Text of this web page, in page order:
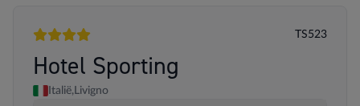
4 sterren
TS523
Hotel Sporting
Italië, Livigno